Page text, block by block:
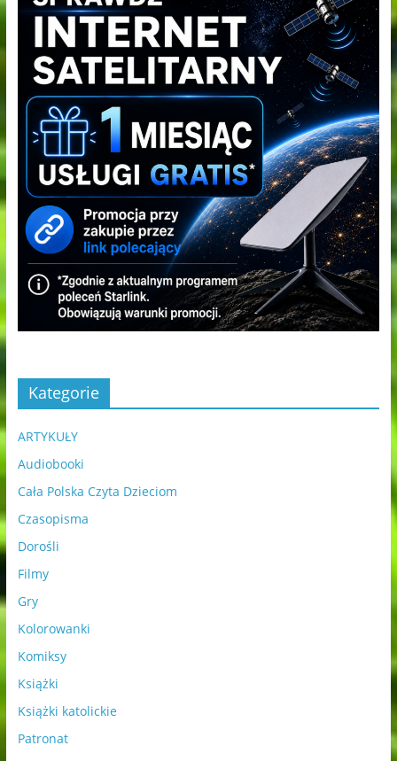
Kategorie
ARTYKUŁY
Audiobooki
Cała Polska Czyta Dzieciom
Czasopisma
Dorośli
Filmy
Gry
Kolorowanki
Komiksy
Książki
Książki katolickie
Patronat